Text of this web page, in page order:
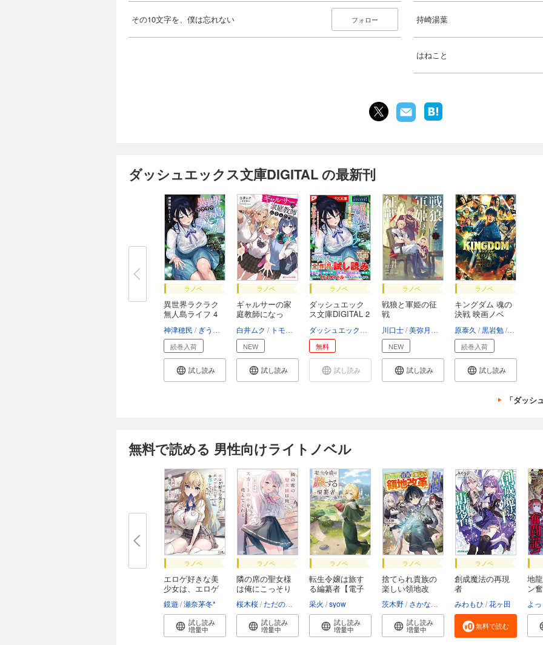
その10文字を、僕は忘れない フォロー 持崎湯葉
はねこと
ダッシュエックス文庫DIGITAL の最新刊
ラノベ
異世界ラクラク
無人島ライフ 4
神津穂民 ぎうにう
続巻入荷
試し読み
ラノベ
ギャルサーの家
庭教師になっ
白井ムク トモゼロ
NEW
試し読み
ラノベ
ダッシュエック
ス文庫DIGITAL 2
無料
試し読み
ラノベ
戦狼と軍姫の征
戦
川口士 美弥月いつか
NEW
試し読み
ラノベ
キングダム 魂の
決戦 映画ノベ
原泰久 黒岩勉
続巻入荷
試し読み
「ダッシ
無料で読める 男性向けライトノベル
ラノベ
エロゲ好きな美
少女は、エロゲ
鏡遊 瀬奈茅冬*
試し読み
増量中
ラノベ
隣の席の聖女様
は俺にこっそり
桜木桜 ただのゆきこ
試し読み
増量中
ラノベ
転生令嬢は旅す
る編纂者【電子
采火 syow
試し読み
増量中
ラノベ
捨てられ貴族の
楽しい領地改
茨木野 さかなへん
試し読み
増量中
ラノベ
創成魔法の再現
者
みわもひ 花ヶ田
無料で読む
地
ン
よ